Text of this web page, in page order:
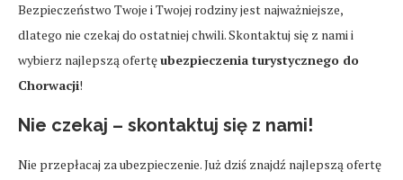
Bezpieczeństwo Twoje i Twojej rodziny jest najważniejsze,
dlatego nie czekaj do ostatniej chwili. Skontaktuj się z nami i
wybierz najlepszą ofertęubezpieczenia turystycznego do
Chorwacji!
Nie czekaj – skontaktuj się z nami!
Nie przepłacaj za ubezpieczenie. Już dziś znajdź najlepszą ofertę